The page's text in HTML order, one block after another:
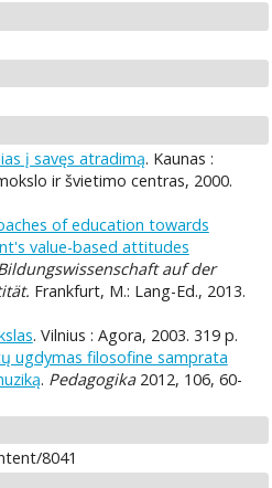
į savęs atradimą. Kaunas :
ir švietimo centras, 2000.
of education towards
value-based attitudes
auf der
Frankfurt, M.: Lang-Ed., 2013.
. Vilnius : Agora, 2003. 319 p.
ugdymas filosofine samprata
. Pedagogika2012, 106, 60-
8041